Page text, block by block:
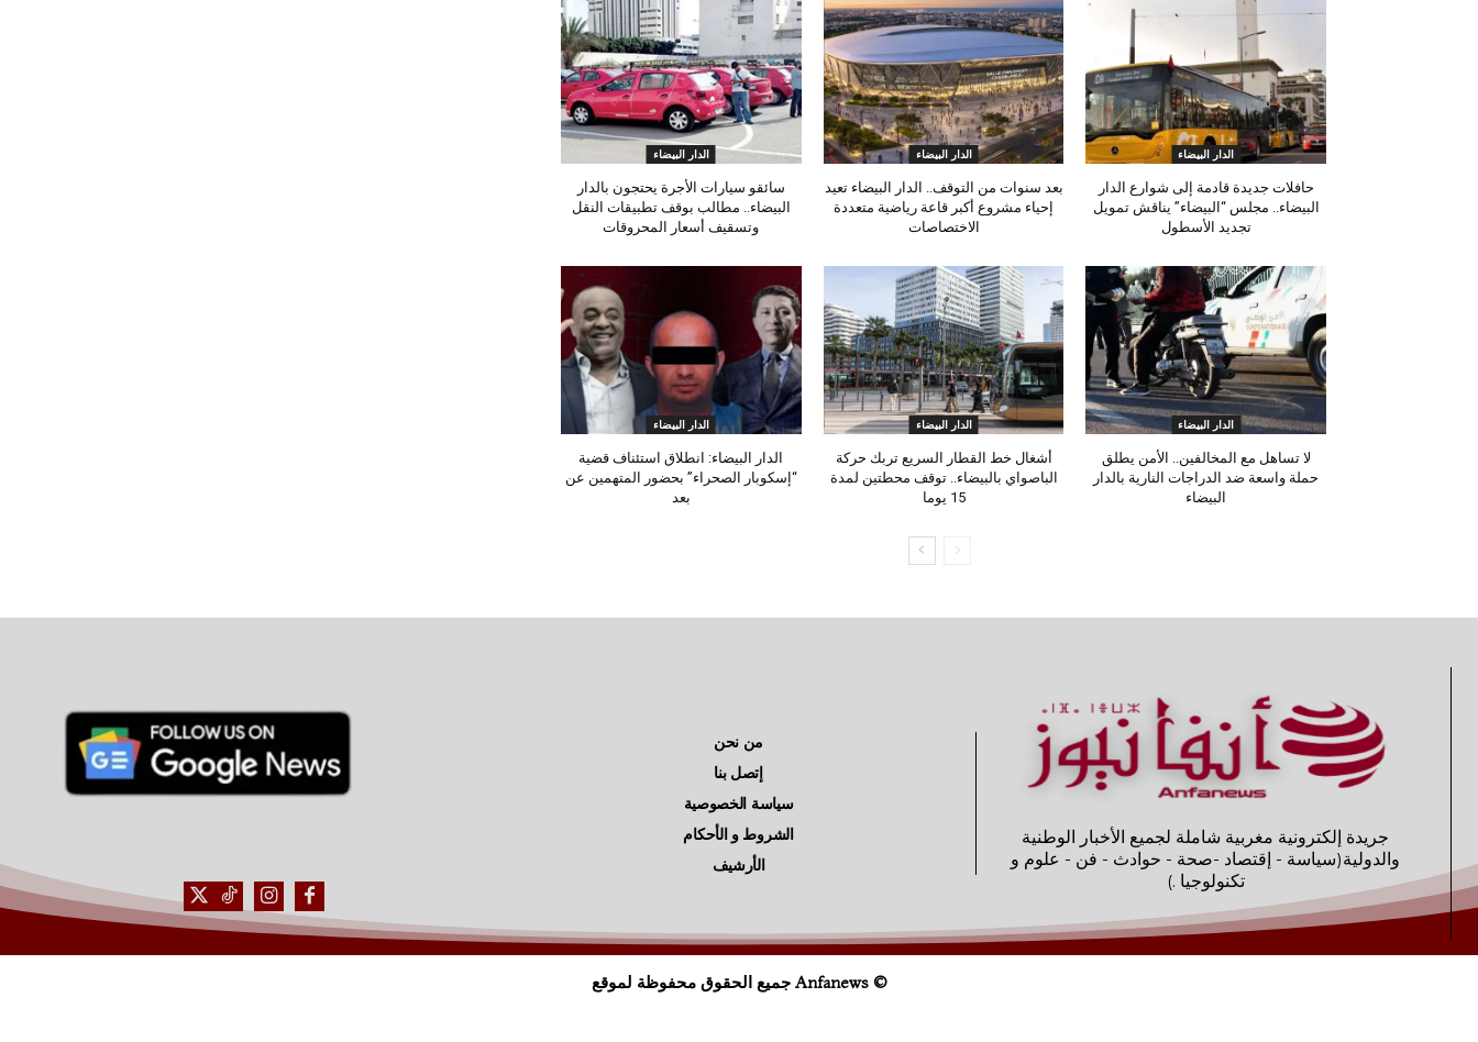
الدار البيضاء
حافلات جديدة قادمة إلى شوارع الدار
البيضاء.. مجلس “البيضاء” يناقش تمويل
تجديد الأسطول
الدار البيضاء
بعد سنوات من التوقف.. الدار البيضاء تعيد
إحياء مشروع أكبر قاعة رياضية متعددة
الاختصاصات
الدار البيضاء
سائقو سيارات الأجرة يحتجون بالدار
البيضاء.. مطالب بوقف تطبيقات النقل
وتسقيف أسعار المحروقات
الدار البيضاء
لا تساهل مع المخالفين.. الأمن يطلق
حملة واسعة ضد الدراجات النارية بالدار
البيضاء
الدار البيضاء
أشغال خط القطار السريع تربك حركة
الباصواي بالبيضاء.. توقف محطتين لمدة
15 يوما
الدار البيضاء
الدار البيضاء: انطلاق استئناف قضية
“إسكوبار الصحراء” بحضور المتهمين عن
بعد
جريدة إلكترونية مغربية شاملة لجميع الأخبار الوطنية
والدولية(سياسة - إقتصاد -صحة - حوادث - فن - علوم و
تكنولوجيا .)
من نحن
إتصل بنا
سياسة الخصوصية
الشروط و الأحكام
الأرشيف
© Anfanews جميع الحقوق محفوظة لموقع